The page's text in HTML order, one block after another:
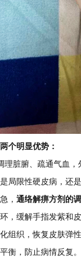
个明显优势：
理脏腑、疏通气血
是局限性硬皮病，还
， 通络解痹方剂的
，缓解手指发紫和
组织，恢复皮肤弹
衡，防止病情反复。